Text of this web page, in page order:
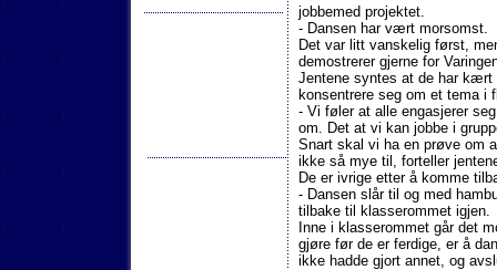
jobbemed projektet.
- Dansen har vært morsomst.
Det var litt vanskelig først,
demostrerer gjerne for
Jentene syntes at de har kært
konsentrere seg om et tema i
- Vi føler at alle engasjerer
om. Det at vi kan jobbe i
Snart skal vi ha en prøve om
ikke så mye til, forteller
De er ivrige etter å komme
- Dansen slår til og med
tilbake til klasserommet igjen.
Inne i klasserommet går det
gjøre før de er ferdige, er å
ikke hadde gjort annet, og